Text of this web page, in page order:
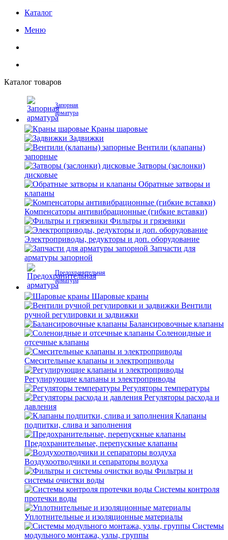
Каталог
Меню
Каталог товаров
Запорная
арматура
Краны шаровые
Задвижки
Вентили (клапаны)
запорные
Затворы (заслонки)
дисковые
Обратные затворы и
клапаны
Компенсаторы антивибрационные (гибкие вставки)
Фильтры и грязевики
Электроприводы, редукторы и доп. оборудование
Запчасти для
арматуры запорной
Предохранительная
арматура
Шаровые краны
Вентили
ручной регулировки и задвижки
Балансировочные клапаны
Соленоидные и
отсечные клапаны
Смесительные клапаны и электроприводы
Регулирующие клапаны и электроприводы
Регуляторы температуры
Регуляторы расхода и
давления
Клапаны
подпитки, слива и заполнения
Предохранительные, перепускные клапаны
Воздухоотводчики и сепараторы воздуха
Фильтры и
системы очистки воды
Системы контроля
протечки воды
Уплотнительные и изоляционные материалы
Системы
модульного монтажа, узлы, группы